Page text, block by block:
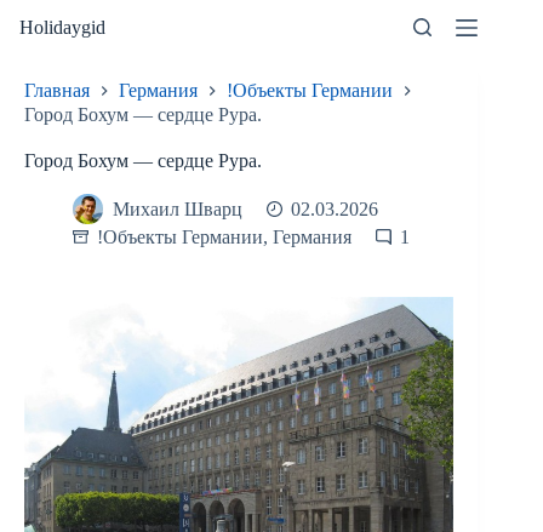
Holidaygid
Главная Германия
!Объекты Германии
Город Бохум — сердце Рура.
Город Бохум — сердце Рура.
Михаил Шварц
02.03.2026
!Объекты Германии, Германия 1